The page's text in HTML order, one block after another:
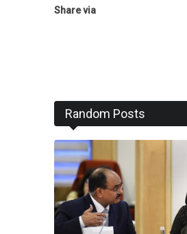
Share via
Random Posts